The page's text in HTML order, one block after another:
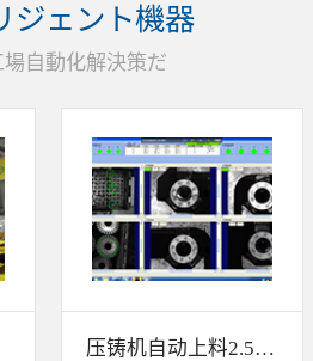
ジェント機器
自動化解決策だ
压铸机自动上料2.5D机器人视觉引导系统